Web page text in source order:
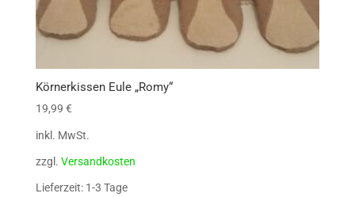
Körnerkissen Eule „Romy“
19,99 €
inkl. MwSt.
zzgl. Versandkosten
Lieferzeit: 1-3 Tage